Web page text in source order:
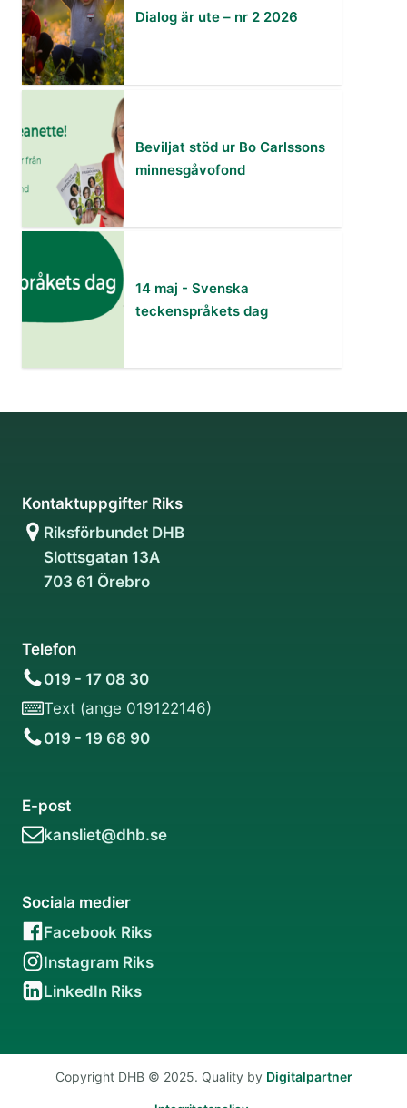
Dialog är ute – nr 2 2026
Beviljat stöd ur Bo Carlssons
minnesgåvofond
14 maj - Svenska
teckenspråkets dag
Kontaktuppgifter Riks
Riksförbundet DHB
Slottsgatan 13A
703 61 Örebro
Telefon
019 - 17 08 30
Text (ange 019122146)
019 - 19 68 90
E-post
kansliet@dhb.se
Sociala medier
Facebook Riks
Instagram Riks
LinkedIn Riks
Copyright DHB © 2025. Quality by Digitalpartner